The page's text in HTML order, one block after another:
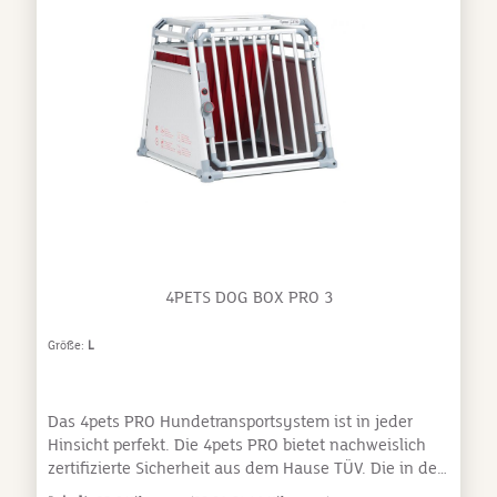
mit einem ungesicherten Hund von 5kg kann
verheerende Folgen für Insassen und Hund
haben. Neu mit Crash Impact Control – der
intelligenten, Crash getesteten Spezialrückwand und
Safelock, dem noch stabileren Türschloss-System. Sie
haben zwei Hunde? Kein Problem, die 4pets
Doppelboxen bieten Platz für beide Tiere. Die
Trennwand ist einfach herausnehmbar. 4pets PRO 22
4PETS DOG BOX PRO 3
Größe: L
Das 4pets PRO Hundetransportsystem ist in jeder
Hinsicht perfekt. Die 4pets PRO bietet nachweislich
zertifizierte Sicherheit aus dem Hause TÜV. Die in der
Schweiz hergestellten 4pets PRO Hundeboxen sind